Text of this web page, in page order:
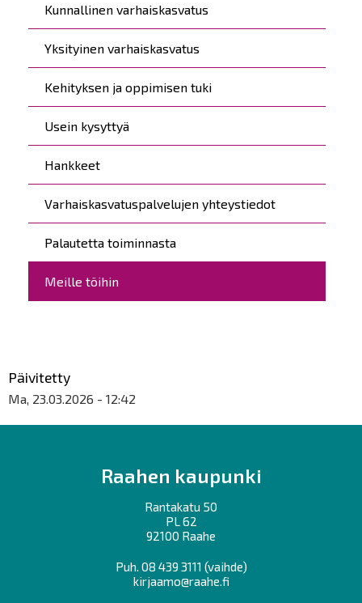
Kunnallinen varhaiskasvatus
Yksityinen varhaiskasvatus
Kehityksen ja oppimisen tuki
Usein kysyttyä
Hankkeet
Varhaiskasvatuspalvelujen yhteystiedot
Palautetta toiminnasta
Meille töihin
Päivitetty
Ma, 23.03.2026 - 12:42
Raahen kaupunki
Rantakatu 50
PL 62
92100 Raahe
Puh. 08 439 3111 (vaihde)
kirjaamo@raahe.fi